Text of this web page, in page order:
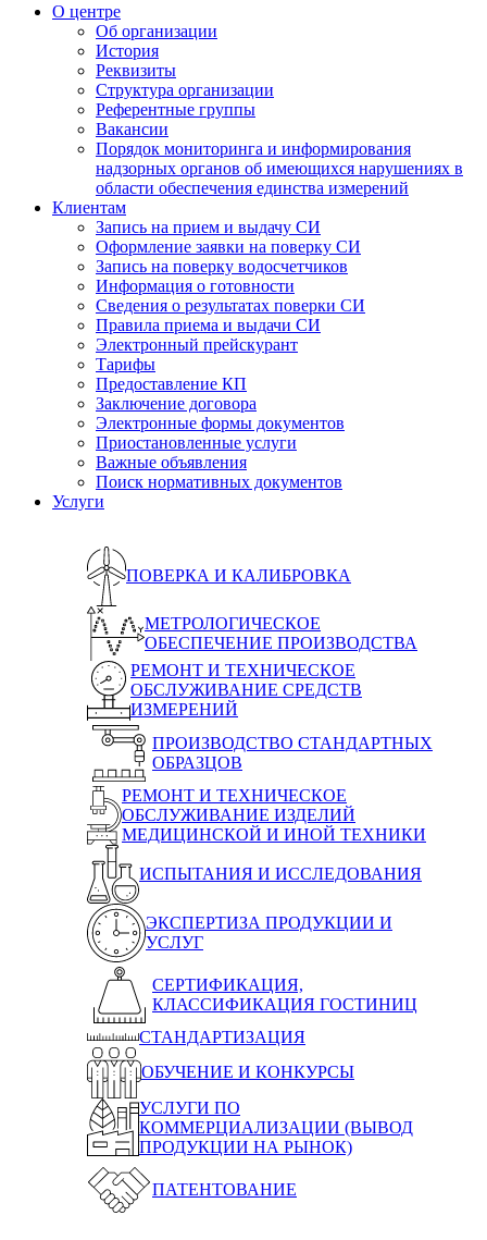
О центре
Об организации
История
Реквизиты
Структура организации
Референтные группы
Вакансии
Порядок мониторинга и информирования
надзорных органов об имеющихся нарушениях в
области обеспечения единства измерений
Клиентам
Запись на прием и выдачу СИ
Оформление заявки на поверку СИ
Запись на поверку водосчетчиков
Информация о готовности
Сведения о результатах поверки СИ
Правила приема и выдачи СИ
Электронный прейскурант
Тарифы
Предоставление КП
Заключение договора
Электронные формы документов
Приостановленные услуги
Важные объявления
Поиск нормативных документов
Услуги
ПОВЕРКА И КАЛИБРОВКА
МЕТРОЛОГИЧЕСКОЕ
ОБЕСПЕЧЕНИЕ ПРОИЗВОДСТВА
РЕМОНТ И ТЕХНИЧЕСКОЕ
ОБСЛУЖИВАНИЕ СРЕДСТВ
ИЗМЕРЕНИЙ
ПРОИЗВОДСТВО СТАНДАРТНЫХ
ОБРАЗЦОВ
РЕМОНТ И ТЕХНИЧЕСКОЕ
ОБСЛУЖИВАНИЕ ИЗДЕЛИЙ
МЕДИЦИНСКОЙ И ИНОЙ ТЕХНИКИ
ИСПЫТАНИЯ И ИССЛЕДОВАНИЯ
ЭКСПЕРТИЗА ПРОДУКЦИИ И
УСЛУГ
СЕРТИФИКАЦИЯ,
КЛАССИФИКАЦИЯ ГОСТИНИЦ
СТАНДАРТИЗАЦИЯ
ОБУЧЕНИЕ И КОНКУРСЫ
УСЛУГИ ПО
КОММЕРЦИАЛИЗАЦИИ (ВЫВОД
ПРОДУКЦИИ НА РЫНОК)
ПАТЕНТОВАНИЕ